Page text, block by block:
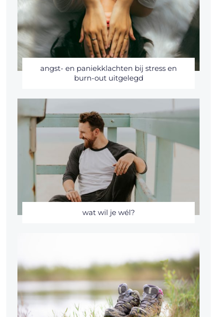
angst- en paniekklachten bij stress en
burn-out uitgelegd
wat wil je wél?